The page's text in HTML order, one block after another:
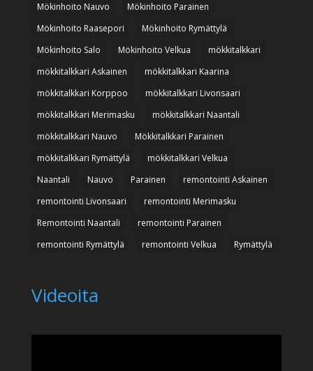
Mökinhoito Nauvo
Mökinhoito Parainen
Mökinhoito Raasepori
Mökinhoito Rymättylä
Mökinhoito Salo
Mökinhoito Velkua
mökkitalkkari
mökkitalkkari Askainen
mökkitalkkari Kaarina
mökkitalkkari Korppoo
mökkitalkkari Livonsaari
mökkitalkkari Merimasku
mökkitalkkari Naantali
mökkitalkkari Nauvo
Mökkitalkkari Parainen
mökkitalkkari Rymättylä
mökkitalkkari Velkua
Naantali
Nauvo Parainen
remontointi Askainen
remontointi Livonsaari
remontointi Merimasku
Remontointi Naantali
remontointi Parainen
remontointi Rymättylä
remontointi Velkua Rymättylä
Videoita